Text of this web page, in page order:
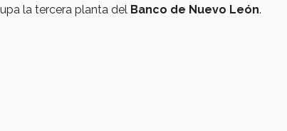
la tercera planta del Banco de Nuevo León.